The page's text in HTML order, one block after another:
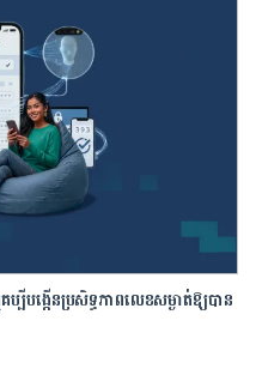
បង្កើនប្រសិទ្ធភាពលេខសម្ងាត់ឱ្យបាន